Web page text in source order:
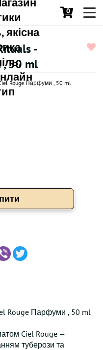
0
-
50 ml
Rouge Парфуми , 50 ml
Ciel Rouge —
туберози та